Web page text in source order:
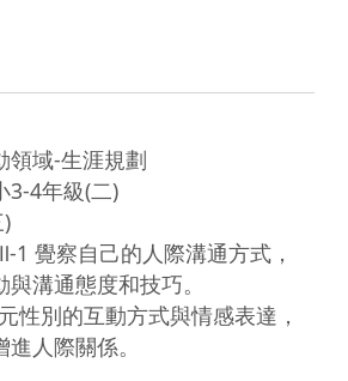
領域-生涯規劃
3-4年級(二)
1 覺察自己的人際溝通方式，
溝通態度和技巧。
性別的互動方式與情感表達，
人際關係。